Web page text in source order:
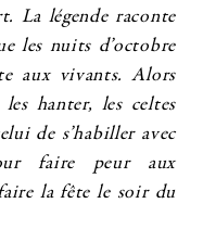
La légende raconte
les nuits d’octobre
aux vivants. Alors
hanter, les celtes
de s’habiller avec
faire peur aux
la fête le soir du